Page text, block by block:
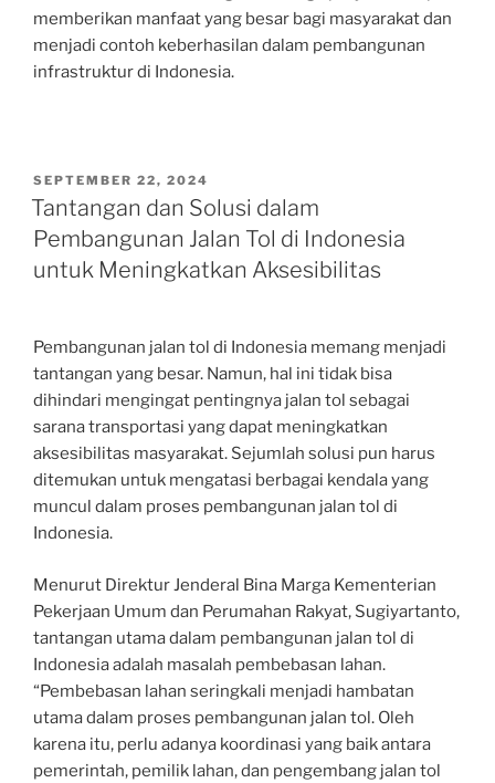
memberikan manfaat yang besar bagi masyarakat dan
menjadi contoh keberhasilan dalam pembangunan
infrastruktur di Indonesia.
POSTED
ON
SEPTEMBER 22, 2024
Tantangan dan Solusi dalam
Pembangunan Jalan Tol di Indonesia
untuk Meningkatkan Aksesibilitas
Pembangunan jalan tol di Indonesia memang menjadi
tantangan yang besar. Namun, hal ini tidak bisa
dihindari mengingat pentingnya jalan tol sebagai
sarana transportasi yang dapat meningkatkan
aksesibilitas masyarakat. Sejumlah solusi pun harus
ditemukan untuk mengatasi berbagai kendala yang
muncul dalam proses pembangunan jalan tol di
Indonesia.
Menurut Direktur Jenderal Bina Marga Kementerian
Pekerjaan Umum dan Perumahan Rakyat, Sugiyartanto,
tantangan utama dalam pembangunan jalan tol di
Indonesia adalah masalah pembebasan lahan.
“Pembebasan lahan seringkali menjadi hambatan
utama dalam proses pembangunan jalan tol. Oleh
karena itu, perlu adanya koordinasi yang baik antara
pemerintah, pemilik lahan, dan pengembang jalan tol